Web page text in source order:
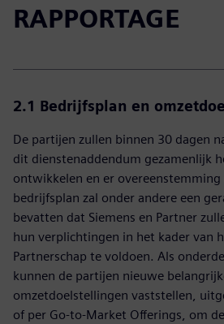
RAPPORTAGE
2.1 Bedrijfsplan en
De partijen zullen binnen 30 dagen
dit dienstenaddendum gezamenlijk
ontwikkelen en er
bedrijfsplan zal onder andere een
bevatten dat Siemens en Partner
hun verplichtingen in het kader van
Partnerschap te voldoen. Als
kunnen de partijen nieuwe
omzetdoelstellingen vaststellen,
of per Go-to-Market Offerings, om